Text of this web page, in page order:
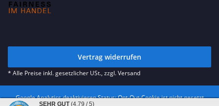
Vertrag widerrufen
* Alle Preise inkl. gesetzlicher USt., zzgl.Versand
Google Analytics deaktivierenStatus: Opt-Out-Cookie ist nicht gesetzt
SEHR GUT (4.79 / 5)